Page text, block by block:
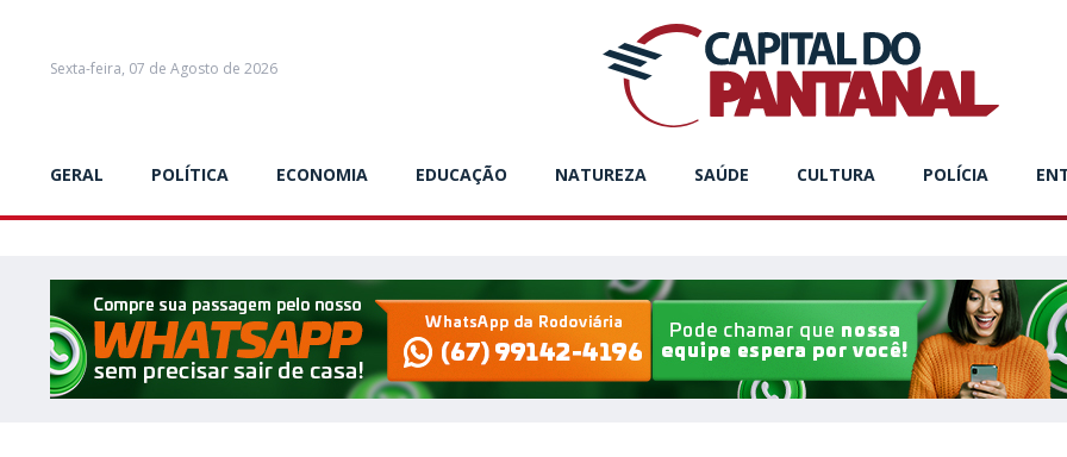
Sexta-feira, 07 de Agosto de 2026
GERAL POLÍTICA ECONOMIA EDUCAÇÃO NATUREZA SAÚDE CULTURA POLÍCIA